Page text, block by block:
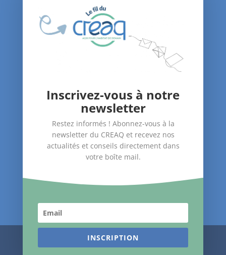
Agenda
Santé dans le logement
Accompagnement des publics
Suivez-nous !
Mentions Légales
Inscrivez-vous à notre
newsletter
Restez informés ! Abonnez-vous à la
newsletter du CREAQ et recevez nos
actualités et conseils directement dans
votre boîte mail.
INSCRIPTION